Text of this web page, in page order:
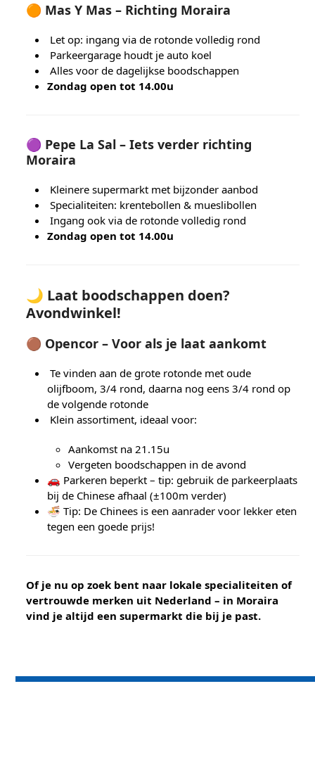
🟠 Mas Y Mas – Richting Moraira
Let op: ingang via de rotonde volledig rond
Parkeergarage houdt je auto koel
Alles voor de dagelijkse boodschappen
Zondag open tot 14.00u
🟣 Pepe La Sal – Iets verder richting
Moraira
Kleinere supermarkt met bijzonder aanbod
Specialiteiten: krentebollen & mueslibollen
Ingang ook via de rotonde volledig rond
Zondag open tot 14.00u
🌙 Laat boodschappen doen?
Avondwinkel!
🟤 Opencor – Voor als je laat aankomt
Te vinden aan de grote rotonde met oude
olijfboom, 3/4 rond, daarna nog eens 3/4 rond op
de volgende rotonde
Klein assortiment, ideaal voor:
Aankomst na 21.15u
Vergeten boodschappen in de avond
🚗 Parkeren beperkt – tip: gebruik de parkeerplaats
bij de Chinese afhaal (±100m verder)
🍜 Tip: De Chinees is een aanrader voor lekker eten
tegen een goede prijs!
Of je nu op zoek bent naar lokale specialiteiten of
vertrouwde merken uit Nederland – in Moraira
vind je altijd een supermarkt die bij je past.